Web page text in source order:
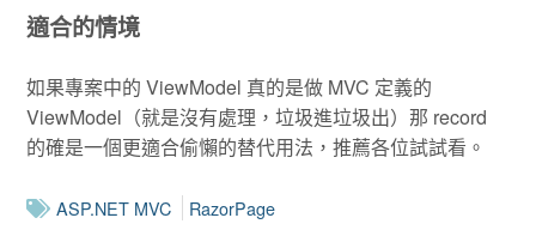
適合的情境
如果專案中的 ViewModel 真的是做 MVC 定義的
ViewModel（就是沒有處理，垃圾進垃圾出）那 record
的確是一個更適合偷懶的替代用法，推薦各位試試看。
ASP.NET MVC RazorPage